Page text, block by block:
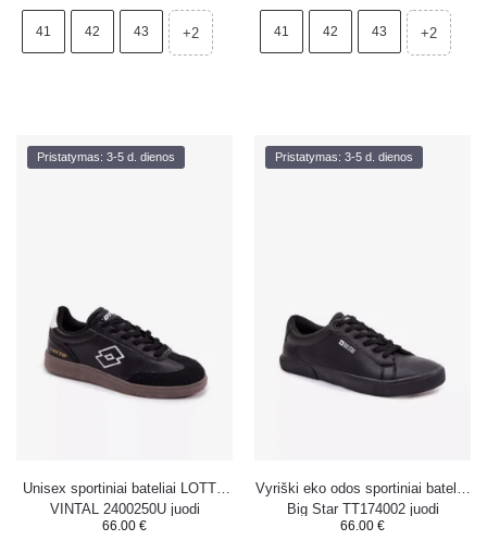
41 42 43 +2 41 42 43 +2
Pristatymas: 3-5 d. dienos
Unisex sportiniai bateliai LOTTO
VINTAL 2400250U juodi
66.00 €
Pristatymas: 3-5 d. dienos
Vyriški eko odos sportiniai bateliai
Big Star TT174002 juodi
66.00 €